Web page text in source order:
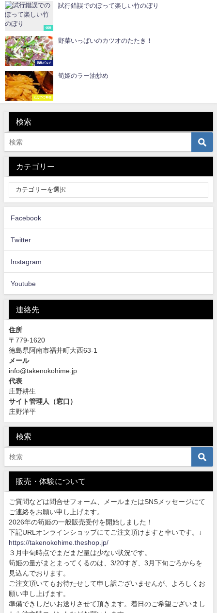
体験
試行錯誤でのぼって楽しい竹のぼり
徳島グルメ
野菜いっぱいのカツオのたたき！
たけのこ料理
筍姫のラー油炒め
検索
カテゴリー
Facebook
Twitter
Instagram
Youtube
連絡先
住所
〒779-1620
徳島県阿南市福井町大西63-1
メール
info@takenokohime.jp
代表
庄野耕生
サイト管理人（窓口）
庄野洋平
検索
販売・体験について
ご質問などは問合せフォーム、メールまたはSNSメッセージにて
ご連絡をお願い申し上げます。
2026年の筍姫の一般販売受付を開始しました！
下記URLオンラインショップにてご注文頂けますと幸いです。↓
https://takenokohime.theshop.jp/
３月中旬時点でまだまだ量は少ない状況です。
筍姫の量がまとまってくるのは、3/20すぎ、3月下旬ごろからを
見込んでおります。
ご注文頂いてもお待たせして申し訳ございませんが、よろしくお
願い申し上げます。
準備できしだいお送りさせて頂きます。着日のご希望ございまし